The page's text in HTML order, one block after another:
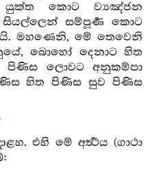
යුක්ත කොට ව්‍යඤ්ජන
සම්පූර්‍ණ කොට
මහණෙනි, මේ තෙවෙනි
බොහෝ දෙනාට හිත
ලොවට අනුකම්පා
හිත පිණිස සුව පිණිස
එහි මේ අර්‍ත්‍ථය (ගාථා